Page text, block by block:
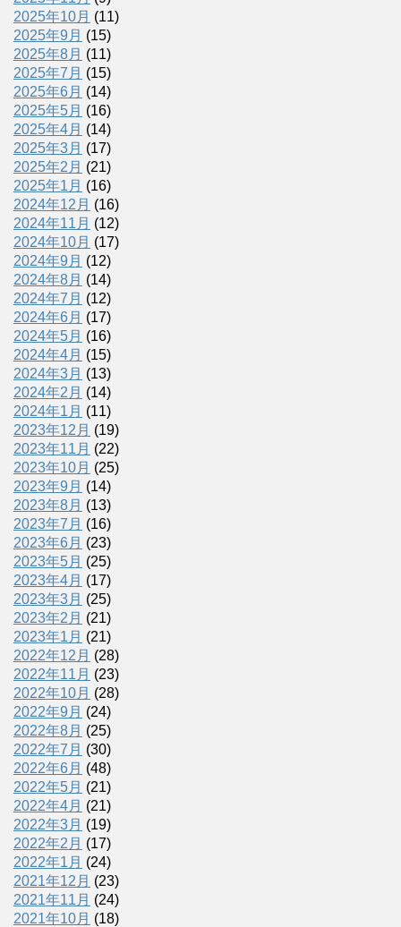
2025年10月 (11)
2025年9月 (15)
2025年8月 (11)
2025年7月 (15)
2025年6月 (14)
2025年5月 (16)
2025年4月 (14)
2025年3月 (17)
2025年2月 (21)
2025年1月 (16)
2024年12月 (16)
2024年11月 (12)
2024年10月 (17)
2024年9月 (12)
2024年8月 (14)
2024年7月 (12)
2024年6月 (17)
2024年5月 (16)
2024年4月 (15)
2024年3月 (13)
2024年2月 (14)
2024年1月 (11)
2023年12月 (19)
2023年11月 (22)
2023年10月 (25)
2023年9月 (14)
2023年8月 (13)
2023年7月 (16)
2023年6月 (23)
2023年5月 (25)
2023年4月 (17)
2023年3月 (25)
2023年2月 (21)
2023年1月 (21)
2022年12月 (28)
2022年11月 (23)
2022年10月 (28)
2022年9月 (24)
2022年8月 (25)
2022年7月 (30)
2022年6月 (48)
2022年5月 (21)
2022年4月 (21)
2022年3月 (19)
2022年2月 (17)
2022年1月 (24)
2021年12月 (23)
2021年11月 (24)
2021年10月 (18)